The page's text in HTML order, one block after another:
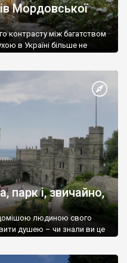
Мордовської
контрасту між багатством
в Україні більше не
парк і, звичайно,
людиною свого
душею – чи знали ви це